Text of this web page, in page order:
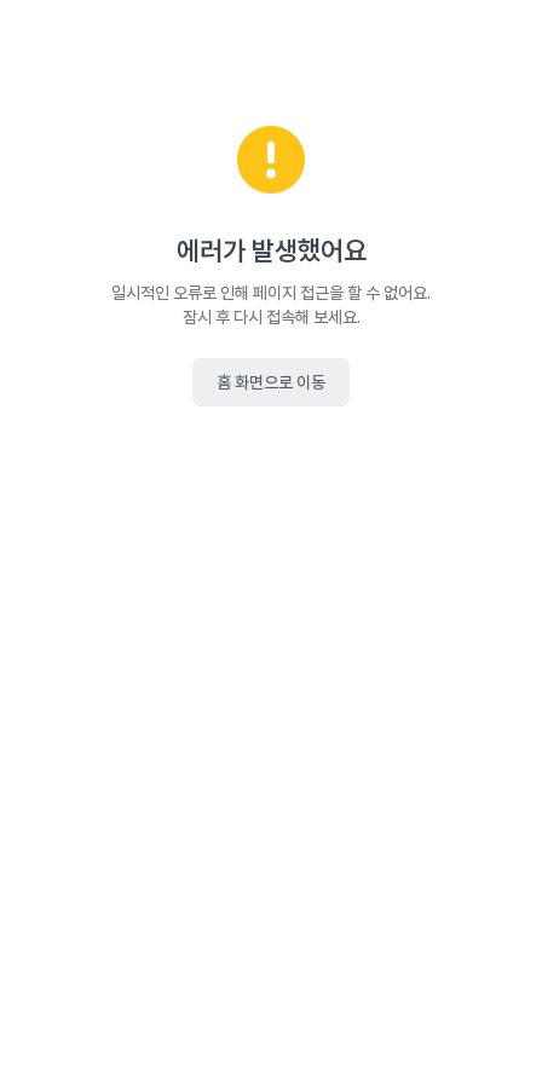
에러가 발생했어요
일시적인 오류로 인해 페이지 접근을 할 수 없어요.
잠시 후 다시 접속해 보세요.
홈 화면으로 이동